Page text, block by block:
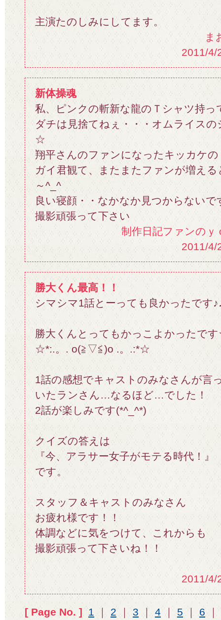
主演たのしみにしてます。
ま
2011/4/
新体操魂
私、ピンクの斬新な龍のＴシャツ持っ
ダチは見捨てねぇ・・・オムライスの
☆
翔平さんのファンになったキッカケ
ガイ君観て、またまたファンが増え
～^_^
良い寝顔・・なかなか見つからないで
撮影頑張って下さい
制作日記ファンのｙ
2011/4/
勝大くん最高！！
シマシマ1話とーっても良かったです
勝大くんとってもかっこよかったで
☆*:.。. o(≧▽≦)o .。.:*☆
1話の感想でキャストのみなさんが言
いたランさん…なるほど…でした！
2話が楽しみです(*^_^*)
クイズの答えは
『今、アラサー女子がモテる時代！』
です。
スタッフ＆キャストのみなさん
お疲れ様です！！
体調などに気をつけて、これからも
撮影頑張って下さいね！！
2011/4/
[ Page No. ] 1 ｜ 2｜ 3 ｜ 4 ｜ 5 ｜ 6 ｜